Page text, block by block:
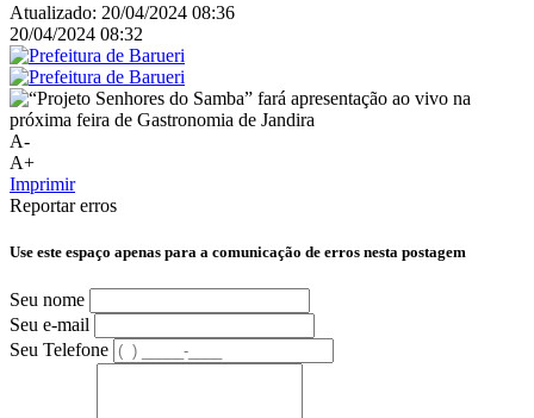
Atualizado: 20/04/2024 08:36
20/04/2024 08:32
A-
A+
Imprimir
Reportar erros
Use este espaço apenas para a comunicação de erros nesta postagem
Seu nome
Seu e-mail
Seu Telefone